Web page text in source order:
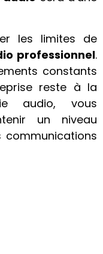
les limites de
professionnel.
constants
reste à la
audio, vous
un niveau
communications